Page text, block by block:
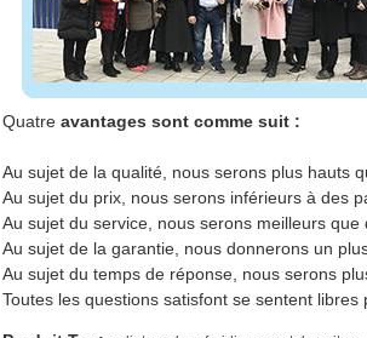
Quatre avantages sont comme suit :
Au sujet de la qualité, nous serons plus hauts
Au sujet du prix, nous serons inférieurs à des
Au sujet du service, nous serons meilleurs que
Au sujet de la garantie, nous donnerons un
Au sujet du temps de réponse, nous serons
Toutes les questions satisfont se sentent libres